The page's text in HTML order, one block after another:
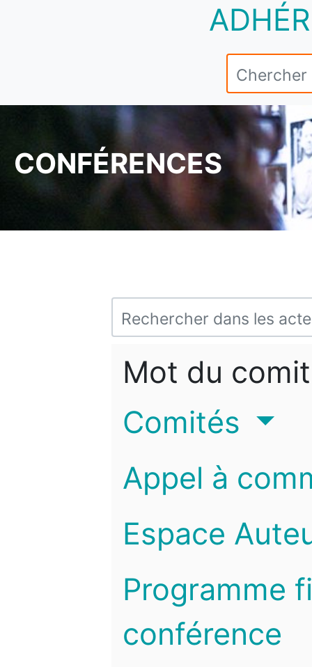
CONFÉRENCES
Mot du
Comités
Appel à
Espace
Programme
conférence